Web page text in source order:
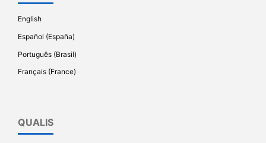
English
Español (España)
Português (Brasil)
Français (France)
QUALIS